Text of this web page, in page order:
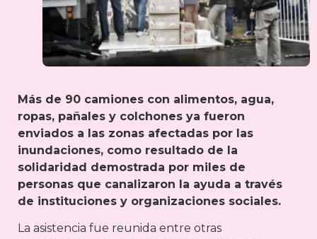
Más de 90 camiones con alimentos, agua,
ropas, pañales y colchones ya fueron
enviados a las zonas afectadas por las
inundaciones, como resultado de la
solidaridad demostrada por miles de
personas que canalizaron la ayuda a través
de instituciones y organizaciones sociales.
La asistencia fue reunida entre otras